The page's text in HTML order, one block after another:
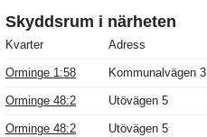
Skyddsrum i närheten
Kvarter Adress
Orminge 1:58 Kommunalvägen 3
Orminge 48:2 Utövägen 5
Orminge 48:2 Utövägen 5